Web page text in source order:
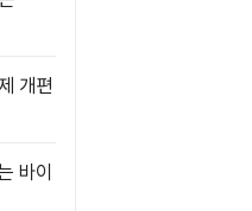
개편
바이